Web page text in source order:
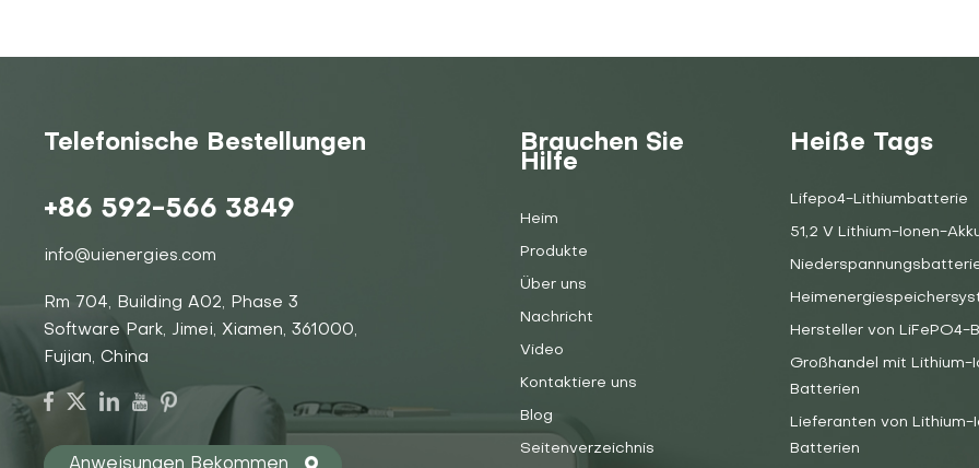
Telefonische Bestellungen
+86 592-566 3849
info@uienergies.com
Rm 704, Building A02, Phase 3
Software Park, Jimei, Xiamen, 361000,
Fujian, China
Anweisungen Bekommen
Brauchen Sie
Hilfe
Heim
Produkte
Über uns
Nachricht
Video
Kontaktiere uns
Blog
Seitenverzeichnis
Heiße Tags
Lifepo4-Lithiumbatterie
51,2 V Lithium-Ionen-
Hersteller von LiFePO4-
Großhandel mit Lithium-
Batterien
Lieferanten von Lithium-
Batterien